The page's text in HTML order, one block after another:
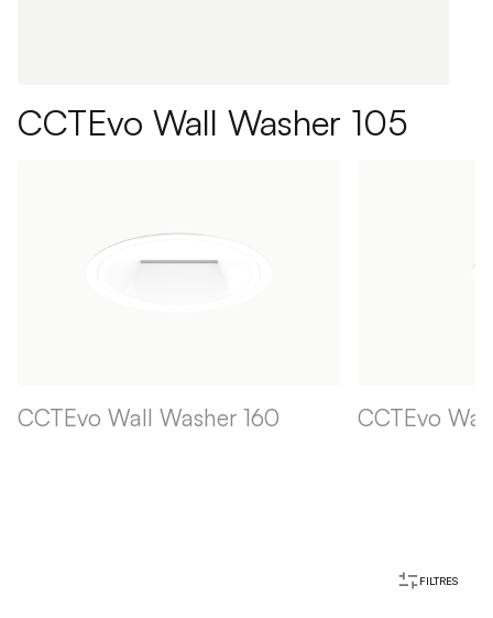
CCTEvo Wall Washer 105
CCTEvo Wall Washer 160 CCTEvo
FILTRES